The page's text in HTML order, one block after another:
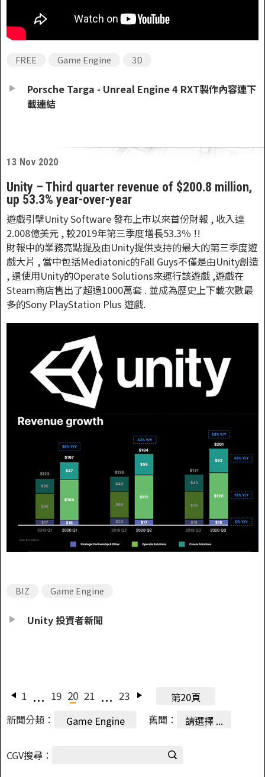
FREE Game Engine 3D
Porsche Targa - Unreal Engine 4 RXT製作內容連下
載連結
13 Nov 2020
Unity – Third quarter revenue of $200.8 million,
up 53.3% year-over-year
遊戲引擘Unity Software 發布上市以來首份財報 , 收入達
2.008億美元 , 較2019年第三季度增長53.3％ !!
財報中的業務亮點提及由Unity提供支持的最大的第三季度遊
戲大片 , 當中包括Mediatonic的Fall Guys不僅是由Unity創造
, 還使用Unity的Operate Solutions來運行該遊戲 ,遊戲在
Steam商店售出了超過1000萬套 . 並成為歷史上下載次數最
多的Sony PlayStation Plus 遊戲.
BIZ Game Engine
Unity 投資者新聞
1 19 20 21 23
第20頁
新聞分類：
Game Engine 舊聞： 請選擇 ...
CGV搜尋：